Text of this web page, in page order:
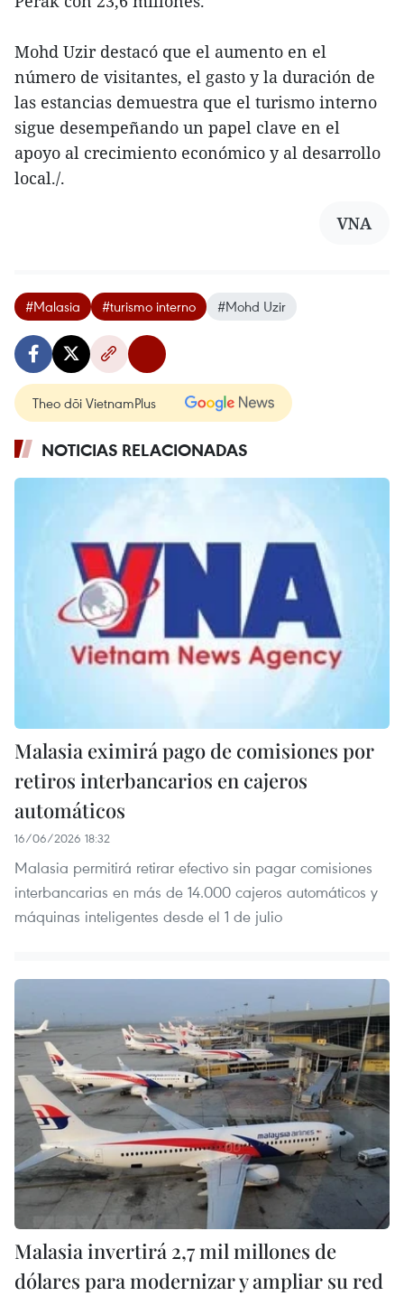
Mohd Uzir destacó que el aumento en el
número de visitantes, el gasto y la duración de
las estancias demuestra que el turismo interno
sigue desempeñando un papel clave en el
apoyo al crecimiento económico y al desarrollo
local./.
VNA
#Malasia #turismo interno #Mohd Uzir
Theo dõi VietnamPlus
NOTICIAS RELACIONADAS
Malasia eximirá pago de comisiones por
retiros interbancarios en cajeros
automáticos
16/06/2026 18:32
Malasia permitirá retirar efectivo sin pagar comisiones
interbancarias en más de 14.000 cajeros automáticos y
máquinas inteligentes desde el 1 de julio
Malasia invertirá 2,7 mil millones de
dólares para modernizar y ampliar su red